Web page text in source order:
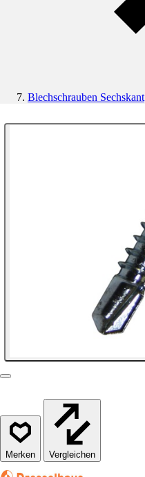
Blechschrauben Sechskant
Vergleichen